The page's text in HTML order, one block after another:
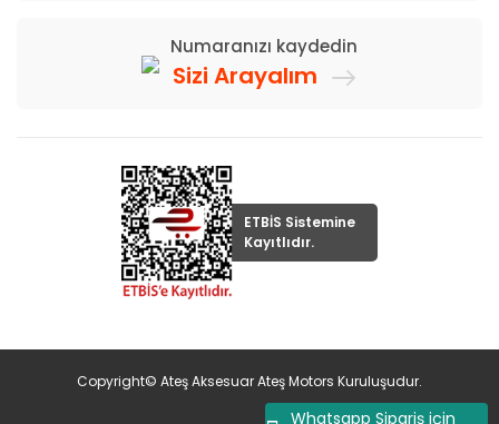
Whatsapp Sipariş için
Numaranızı kaydedin
Sizi Arayalım
ETBİS Sistemine
Kayıtlıdır.
Copyright© Ateş Aksesuar Ateş Motors Kuruluşudur.